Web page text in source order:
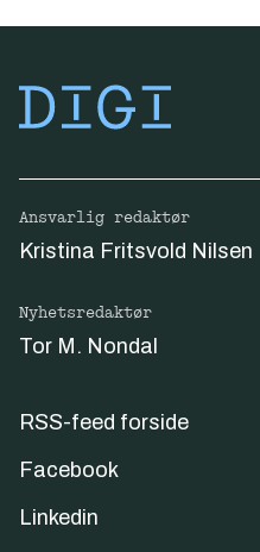
Ansvarlig redaktør
Kristina Fritsvold Nilsen
Nyhetsredaktør
Tor M. Nondal
RSS-feed forside
Facebook
Linkedin